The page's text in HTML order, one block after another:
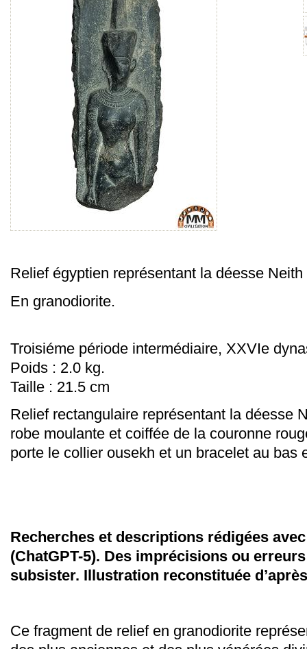
Relief égyptien représentant la déesse Neith
En granodiorite.
Troisiéme période intermédiaire, XXVIe
Poids : 2.0 kg.
Taille : 21.5 cm
Relief rectangulaire représentant la déesse
robe moulante et coiffée de la couronne
porte le collier ousekh et un bracelet au bas
Recherches et descriptions rédigées avec
(ChatGPT-5). Des imprécisions ou
subsister. Illustration reconstituée
Ce fragment de relief en granodiorite